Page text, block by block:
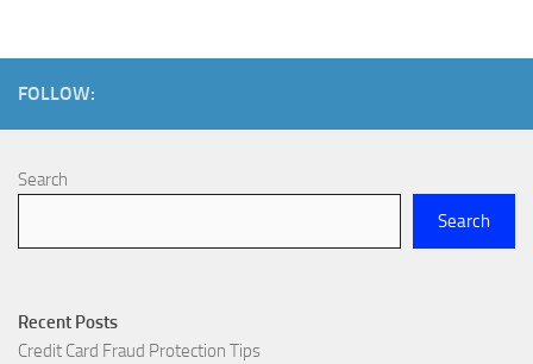
FOLLOW:
Search
Search
Recent Posts
Credit Card Fraud Protection Tips